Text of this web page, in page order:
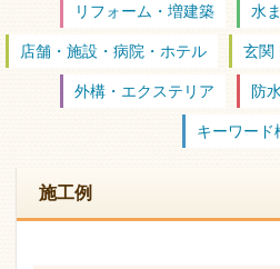
リフォーム・増建築 水
店舗・施設・病院・ホテル 玄関
外構・エクステリア 防
キーワード
施工例